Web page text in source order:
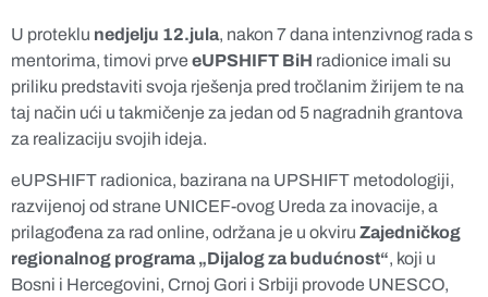
U proteklu nedjelju 12.jula, nakon 7 dana intenzivnog rada s
mentorima, timovi prve eUPSHIFT BiH radionice imali su
priliku predstaviti svoja rješenja pred tročlanim žirijem te na
taj način ući u takmičenje za jedan od 5 nagradnih grantova
za realizaciju svojih ideja.
eUPSHIFT radionica, bazirana na UPSHIFT metodologiji,
razvijenoj od strane UNICEF-ovog Ureda za inovacije, a
prilagođena za rad online, održana je u okviru Zajedničkog
regionalnog programa „Dijalog za budućnost“, koji u
Bosni i Hercegovini, Crnoj Gori i Srbiji provode UNESCO,